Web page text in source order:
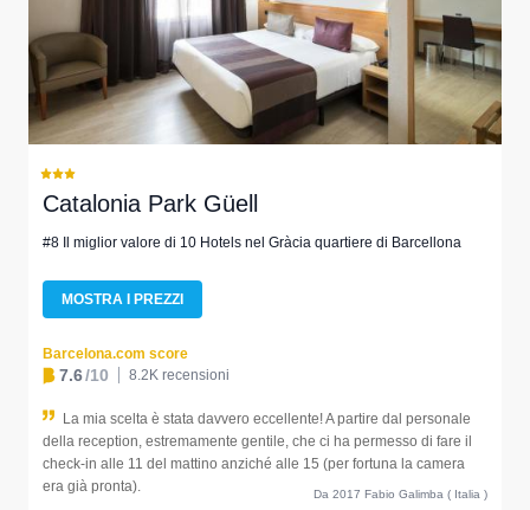
Catalonia Park Güell
#8 Il miglior valore di 10 Hotels nel Gràcia quartiere di Barcellona
MOSTRA I PREZZI
Barcelona.com score
7.6/10 8.2K recensioni
La mia scelta è stata davvero eccellente! A partire dal personale
della reception, estremamente gentile, che ci ha permesso di fare il
check-in alle 11 del mattino anziché alle 15 (per fortuna la camera
era già pronta).
Da 2017 Fabio Galimba ( Italia )